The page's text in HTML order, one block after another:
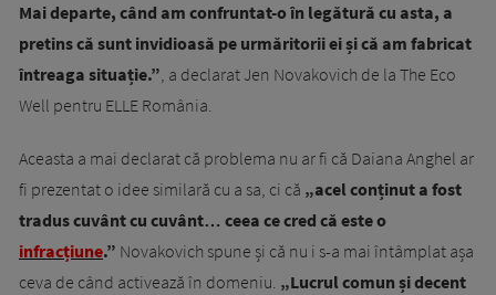
Mai departe, când am confruntat-o în legătură cu asta, a
pretins că sunt invidioasă pe urmăritorii ei și că am fabricat
întreaga situație.”, a declarat Jen Novakovich de la The Eco
Well pentru ELLE România.
Aceasta a mai declarat că problema nu ar fi că Daiana Anghel ar
fi prezentat o idee similară cu a sa, ci că „acel conținut a fost
tradus cuvânt cu cuvânt… ceea ce cred că este o
infracțiune.” Novakovich spune și că nu i s-a mai întâmplat așa
ceva de când activează în domeniu. „Lucrul comun și decent